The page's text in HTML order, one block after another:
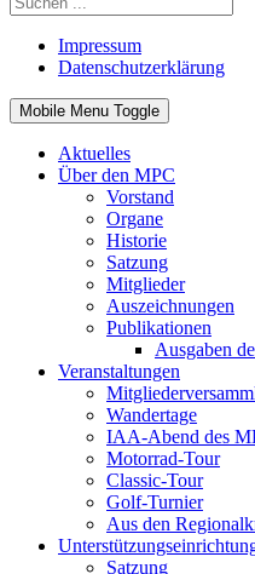
Impressum
Datenschutzerklärung
Mobile Menu Toggle
Aktuelles
Über den MPC
Vorstand
Organe
Historie
Satzung
Mitglieder
Auszeichnungen
Publikationen
Ausgaben
Veranstaltungen
Wandertage
IAA-Abend des
Motorrad-Tour
Classic-Tour
Golf-Turnier
Aus den
Satzung